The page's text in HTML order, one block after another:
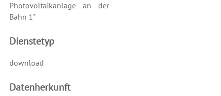
Photovoltaikanlage an der
Bahn 1"
Dienstetyp
download
Datenherkunft